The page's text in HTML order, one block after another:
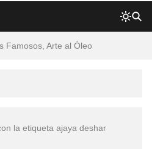
Famosos, Arte al Óleo
la etiqueta ajaya deshar